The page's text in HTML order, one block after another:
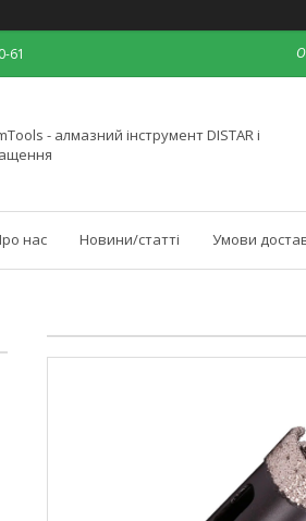
61
- алмазний інструмент DISTAR і
нас Новини/статті Умови